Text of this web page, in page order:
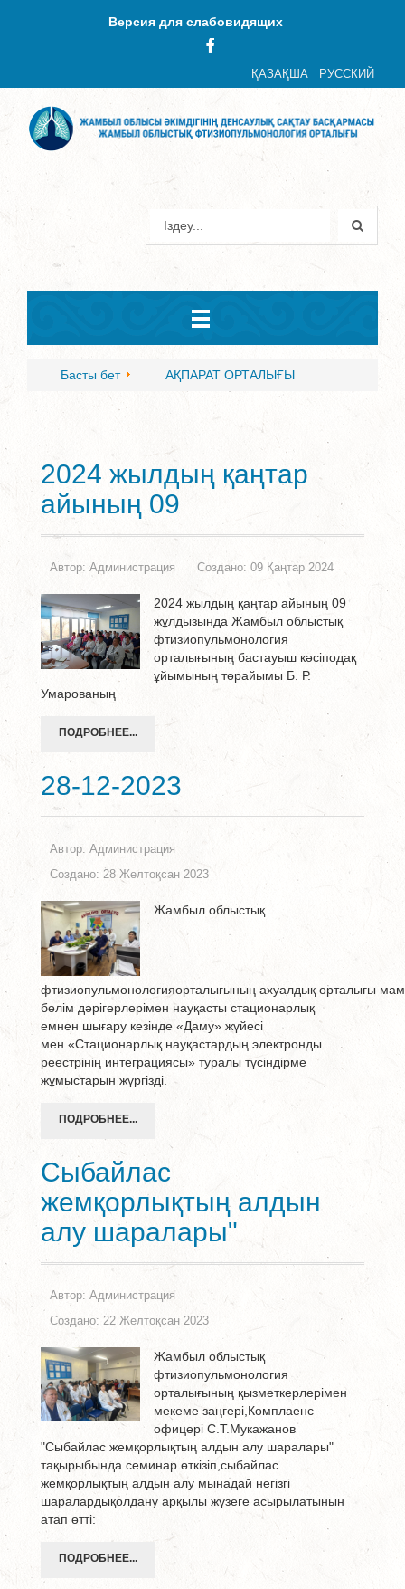
Версия для слабовидящих
ҚАЗАҚША РУССКИЙ
Басты бет АҚПАРАТ ОРТАЛЫҒЫ
2024 жылдың қаңтар
айының 09
Автор:Администрация Создано: 09 Қаңтар 2024
2024 жылдың қаңтар айының 09
жұлдызында Жамбыл облыстық
фтизиопульмонология
орталығының бастауыш кәсіподақ
ұйымының төрайымы Б. Р.
Умарованың
ПОДРОБНЕЕ...
28-12-2023
Автор: Администрация
Создано: 28 Желтоқсан 2023
Жамбыл облыстық
фтизиопульмонологияорталығының ахуалдық орталығы
бөлім дәрігерлерімен науқасты стационарлық
емнен шығару кезінде «Даму» жүйесі
мен «Стационарлық науқастардың электронды
реестрінің интеграциясы» туралы түсіндірме
жұмыстарын жүргізді.
ПОДРОБНЕЕ...
Сыбайлас
жемқорлықтың алдын
алу шаралары"
Автор: Администрация
Создано: 22 Желтоқсан 2023
Жамбыл облыстық
фтизиопульмонология
орталығының қызметкерлерімен
мекеме заңгері,Комплаенс
офицері С.Т.Мукажанов
"Сыбайлас жемқорлықтың алдын алу шаралары"
тақырыбында семинар өткізіп,сыбайлас
жемқорлықтың алдын алу мынадай негізгі
шаралардықолдану арқылы жүзеге асырылатынын
атап өтті:
ПОДРОБНЕЕ...